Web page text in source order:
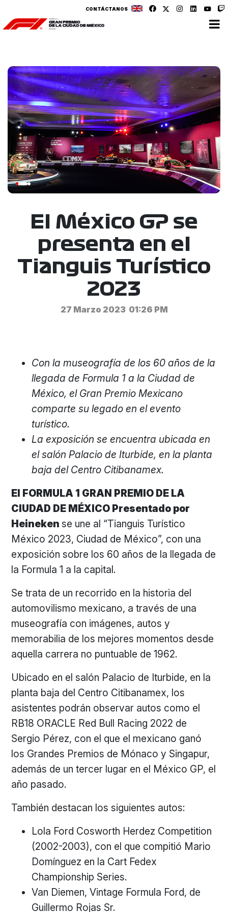
CONTÁCTANOS
El México GP se
presenta en el
Tianguis Turístico
2023
27 Marzo 2023 01:26 PM
Con la museografía de los 60 años de la
llegada de Formula 1 a la Ciudad de
México, el Gran Premio Mexicano
comparte su legado en el evento
turístico.
La exposición se encuentra ubicada en
el salón Palacio de Iturbide, en la planta
baja del Centro Citibanamex.
El FORMULA 1 GRAN PREMIO DE LA
CIUDAD DE MÉXICO Presentado por
Heinekense une al “Tianguis Turístico
México 2023, Ciudad de México”, con una
exposición sobre los 60 años de la llegada de
la Formula 1 a la capital.
Se trata de un recorrido en la historia del
automovilismo mexicano, a través de una
museografía con imágenes, autos y
memorabilia de los mejores momentos desde
aquella carrera no puntuable de 1962.
Ubicado en el salón Palacio de Iturbide, en la
planta baja del Centro Citibanamex, los
asistentes podrán observar autos como el
RB18 ORACLE Red Bull Racing 2022 de
Sergio Pérez, con el que el mexicano ganó
los Grandes Premios de Mónaco y Singapur,
además de un tercer lugar en el México GP, el
año pasado.
También destacan los siguientes autos:
Lola Ford Cosworth Herdez Competition
(2002-2003), con el que compitió Mario
Domínguez en la Cart Fedex
Championship Series.
Van Diemen, Vintage Formula Ford, de
Guillermo Rojas Sr.